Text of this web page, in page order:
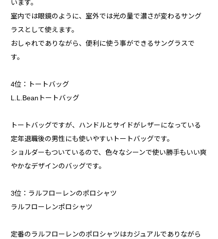
います。
室内では眼鏡のように、室外では光の量で濃さが変わるサング
ラスとして使えます。
おしゃれでありながら、便利に使う事ができるサングラスで
す。
4位：トートバッグ
L.L.Beanトートバッグ
トートバッグですが、ハンドルとサイドがレザーになっている
定年退職後の男性にも使いやすいトートバッグです。
ショルダーもついているので、色々なシーンで使い勝手もいい爽
やかなデザインのバッグです。
3位：ラルフローレンのポロシャツ
ラルフローレンポロシャツ
定番のラルフローレンのポロシャツはカジュアルでありながら